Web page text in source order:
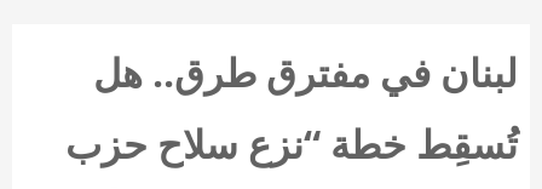
لبنان في مفترق طرق.. هل
تُسقِط خطة “نزع سلاح حزب